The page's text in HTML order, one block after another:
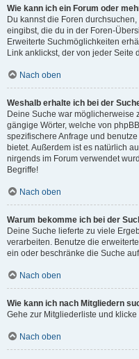
Wie kann ich ein Forum oder
Du kannst die Foren
eingibst, die du in der Foren-
Erweiterte Suchmöglichkeiten
Link anklickst, der von jeder Seite
Nach oben
Weshalb erhalte ich bei der
Deine Suche war möglicherweise
gängige Wörter, welche von
spezifischere Anfrage und
bietet. Außerdem ist es natürlich
nirgends im Forum verwendet
Begriffe!
Nach oben
Warum bekomme ich bei der
Deine Suche lieferte zu viele
verarbeiten. Benutze die
ein oder beschränke die Suche
Nach oben
Wie kann ich nach Mitgliedern
Gehe zur Mitgliederliste und
Nach oben